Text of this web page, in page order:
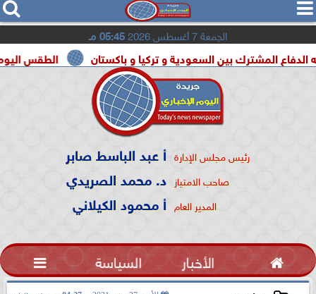
  
الجمعة 7 أغسطس 2026 05:45 مـ
الطقس اليوم شديد بين السعودية و تركيا و باكستان
رئيس مجلس الإدارة أ عبد الباسط صابر
صاحب الامتياز د. محمد الصريدي
المدير العام أ محمود الكيلاني
 الأخبار السياسة 